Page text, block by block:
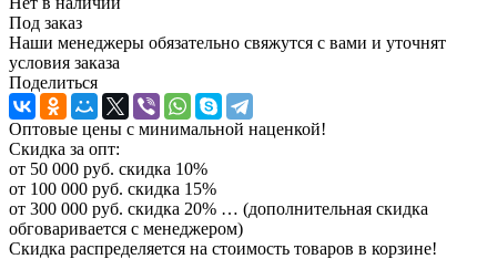
Под заказ
Наши менеджеры обязательно свяжутся с вами и уточнят
условия заказа
Поделиться
Оптовые цены с минимальной наценкой!
Скидка за опт:
от 50 000 руб. скидка 10%
от 100 000 руб. скидка 15%
от 300 000 руб. скидка 20% … (дополнительная скидка
обговаривается с менеджером)
Скидка распределяется на стоимость товаров в корзине!